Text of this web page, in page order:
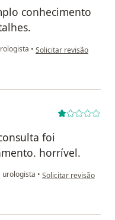
conhecimento
• na opinião do utilizador
Solicitar revisão
foi
horrível.
urologista • na opinião do
Solicitar revisão